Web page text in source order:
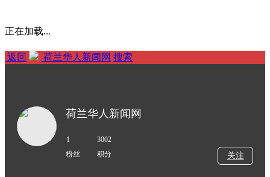
正在加载...
返回 荷兰华人新闻网 搜索
荷兰华人新闻网
1
粉丝
3002
积分
关注